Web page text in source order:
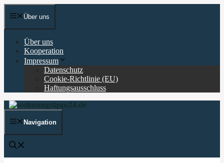
Zum
Inhalt Über uns
Über uns
Kooperation
Impressum
Datenschutz
Cookie-Richtlinie (EU)
Haftungsausschluss
Navigation